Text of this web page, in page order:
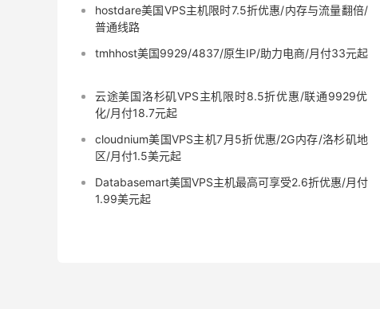
hostdare美国VPS主机限时7.5折优惠/内存与流量翻倍/
普通线路
tmhhost美国9929/4837/原生IP/助力电商/月付33元起
云途美国洛杉矶VPS主机限时8.5折优惠/联通9929优
化/月付18.7元起
cloudnium美国VPS主机7月5折优惠/2G内存/洛杉矶地
区/月付1.5美元起
Databasemart美国VPS主机最高可享受2.6折优惠/月付
1.99美元起